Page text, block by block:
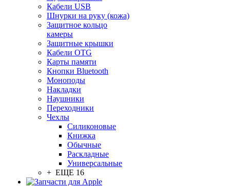
Кабели USB
Шнурки на руку (кожа)
Защитное кольцо
камеры
Защитные крышки
Кабели OTG
Карты памяти
Кнопки Bluetooth
Моноподы
Накладки
Наушники
Переходники
Чехлы
Силиконовые
Книжка
Обычные
Раскладные
Универсальные
+ ЕЩЕ 16